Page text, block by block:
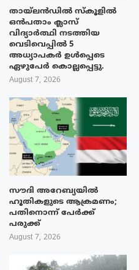
തായ്‌ലൻഡിൽ സ്കൂളിൽ
ഒൻപതാം ക്ലാസ്
വിദ്യാർത്ഥി നടത്തിയ
വെടിവെപ്പിൽ 5
അധ്യാപകർ ഉൾപ്പെടെ
ഏഴുപേർ കൊല്ലപ്പെട്ടു.
August 7, 2026
സൗദി അറേബ്യയിൽ
ഹൂതികളുടെ ആക്രമണം;
പതിനൊന്ന് പേർക്ക്
പരുക്ക്
August 7, 2026